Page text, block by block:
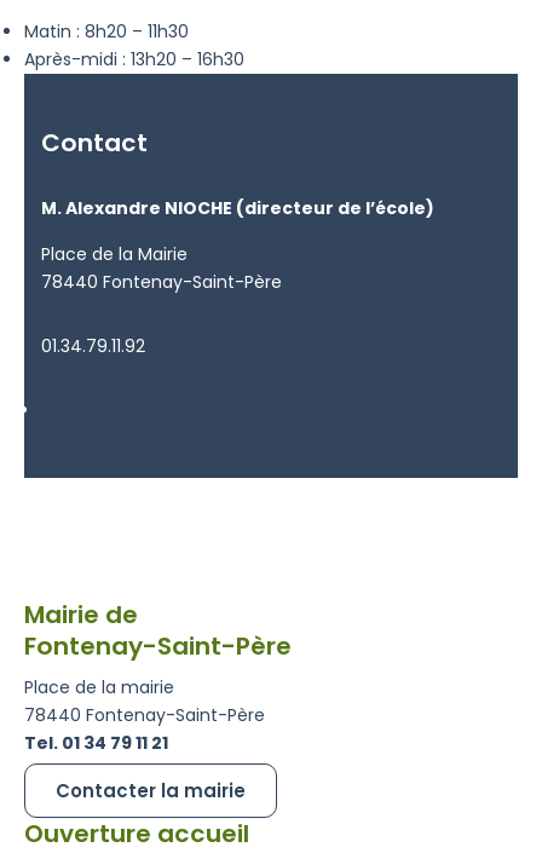
Matin : 8h20 – 11h30
Après-midi : 13h20 – 16h30
Contact
M. Alexandre NIOCHE (directeur de l’école)
Place de la Mairie
78440 Fontenay-Saint-Père
01.34.79.11.92
Mairie de
Fontenay-Saint-Père
Place de la mairie
78440 Fontenay-Saint-Père
Tel. 01 34 79 11 21
Contacter la mairie
Ouverture accueil